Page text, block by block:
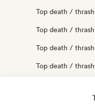
Top death /
Top death /
Top death /
Top death /